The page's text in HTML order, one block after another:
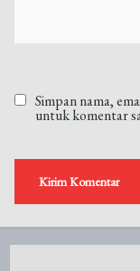
Simpan nama,
untuk komentar